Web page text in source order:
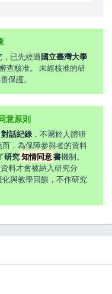
，已先經過國立臺灣大學
查核准。 未經核准的研
保護。
意原則
話紀錄 ，不屬於人體研
而，為保障參與者的資料
研究 知情同意書機制。
料才會被納入研究分
與教學回饋，不作研究